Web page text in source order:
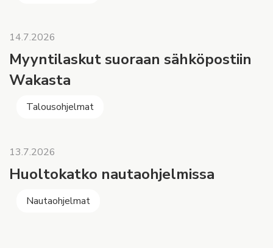
14.7.2026
Myyntilaskut suoraan sähköpostiin
Wakasta
Talousohjelmat
13.7.2026
Huoltokatko nautaohjelmissa
Nautaohjelmat